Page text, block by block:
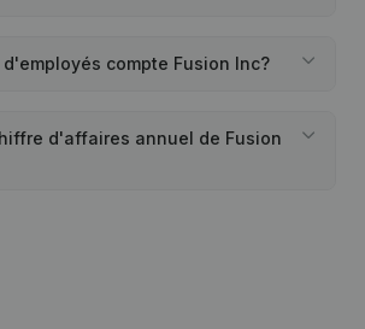
d'employés compte Fusion Inc?
d'affaires annuel de Fusion